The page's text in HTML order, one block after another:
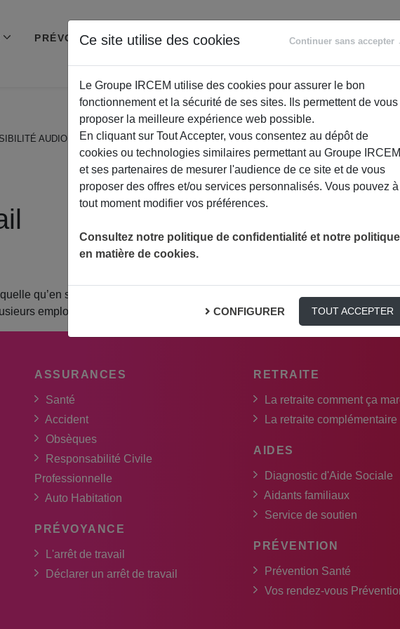
PRÉVOYANCE RETRAITE
ACCOMPAGNEMENT
AUDIO
qu’en soit la cause, l’accident survenu par le fait ou à l’occasion du
employeurs ou chefs d’entreprise (article L411-1 du code de la Sécurité
ASSURANCES
Santé
Accident
Obsèques
Responsabilité Civile
Professionnelle
Auto Habitation
PRÉVOYANCE
L'arrêt de travail
Déclarer un arrêt de travail
RETRAITE
La retraite comment ça
La retraite complémentaire
AIDES
Diagnostic d'Aide Sociale
Aidants familiaux
Service de soutien
PRÉVENTION
Prévention Santé
Vos rendez-vous
Ce site utilise des cookies Continuer sans accepter
Le Groupe IRCEM utilise des cookies pour assurer le bon
fonctionnement et la sécurité de ses sites. Ils permettent de vous
proposer la meilleure expérience web possible.
En cliquant sur Tout Accepter, vous consentez au dépôt de
cookies ou technologies similaires permettant au Groupe IRCEM
et ses partenaires de mesurer l'audience de ce site et de vous
proposer des offres et/ou services personnalisés. Vous pouvez à
tout moment modifier vos préférences.
Consultez notre politique de confidentialité et notre politique
en matière de cookies.
CONFIGURER TOUT ACCEPTER